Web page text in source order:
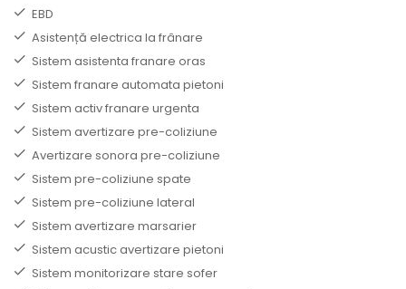
EBD
Asistență electrica la frânare
Sistem asistenta franare oras
Sistem franare automata pietoni
Sistem activ franare urgenta
Sistem avertizare pre-coliziune
Avertizare sonora pre-coliziune
Sistem pre-coliziune spate
Sistem pre-coliziune lateral
Sistem avertizare marsarier
Sistem acustic avertizare pietoni
Sistem monitorizare stare sofer